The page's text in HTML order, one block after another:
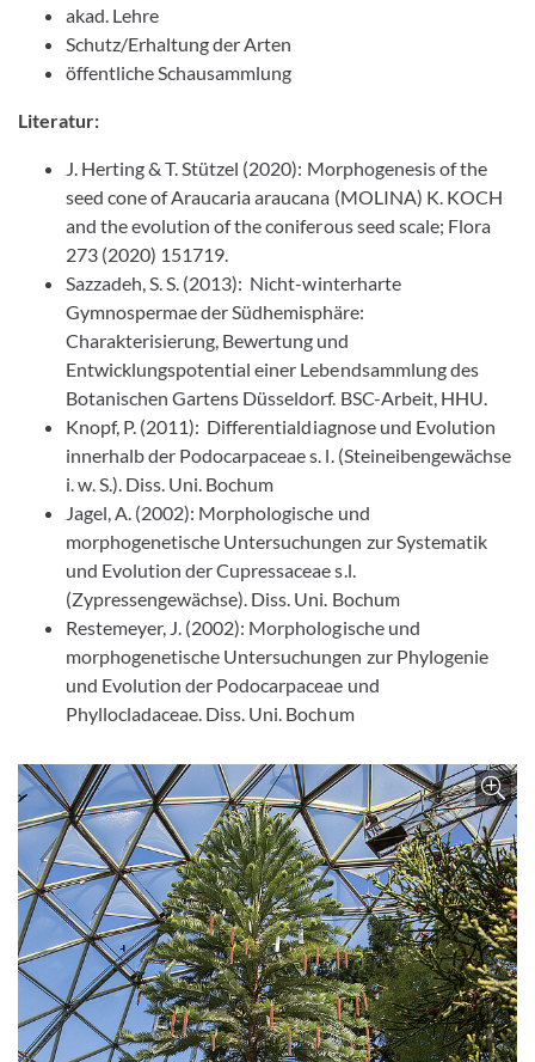
akad. Lehre
Schutz/Erhaltung der Arten
öffentliche Schausammlung
Literatur:
J. Herting & T. Stützel (2020): Morphogenesis of the
seed cone of Araucaria araucana (MOLINA) K. KOCH
and the evolution of the coniferous seed scale; Flora
273 (2020) 151719.
Sazzadeh, S. S. (2013): Nicht-winterharte
Gymnospermae der Südhemisphäre:
Charakterisierung, Bewertung und
Entwicklungspotential einer Lebendsammlung des
Botanischen Gartens Düsseldorf. BSC-Arbeit, HHU.
Knopf, P. (2011): Differentialdiagnose und Evolution
innerhalb der Podocarpaceae s. l. (Steineibengewächse
i. w. S.). Diss. Uni. Bochum
Jagel, A. (2002): Morphologische und
morphogenetische Untersuchungen zur Systematik
und Evolution der Cupressaceae s.l.
(Zypressengewächse). Diss. Uni. Bochum
Restemeyer, J. (2002): Morphologische und
morphogenetische Untersuchungen zur Phylogenie
und Evolution der Podocarpaceae und
Phyllocladaceae. Diss. Uni. Bochum